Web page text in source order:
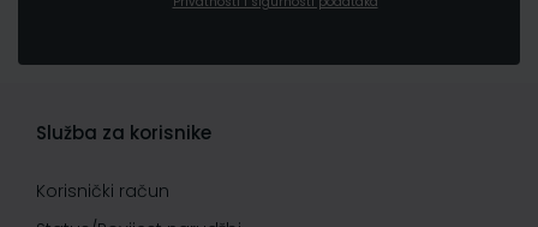
Služba za korisnike
Korisnički račun